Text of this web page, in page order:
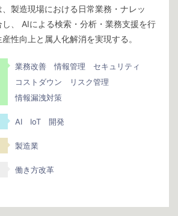
製造現場における日常業務・ナレッ
、 AIによる検索・分析・業務支援を行
性向上と属人化解消を実現する。
業務改善 情報管理
セキュリティ
コストダウン
リスク管理
情報漏洩対策
AI IoT 開発
製造業
働き方改革